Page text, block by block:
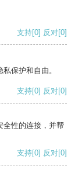
支持[0] 反对[0]
保护和自由。
支持[0] 反对[0]
全性的连接，并帮
支持[0] 反对[0]